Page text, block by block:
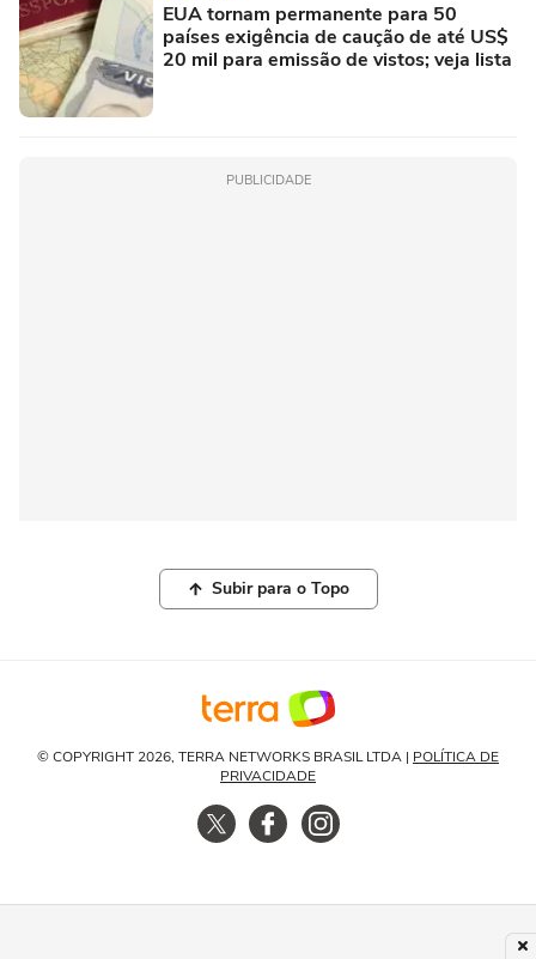
EUA tornam permanente para 50
países exigência de caução de até US$
20 mil para emissão de vistos; veja lista
PUBLICIDADE
Subir para o Topo
© COPYRIGHT 2026, TERRA NETWORKS BRASIL LTDA | POLÍTICA DE
PRIVACIDADE